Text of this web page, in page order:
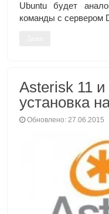
Ubuntu будет
команды с сервером
Asterisk 11
установка
Обновлено: 27.06.2015